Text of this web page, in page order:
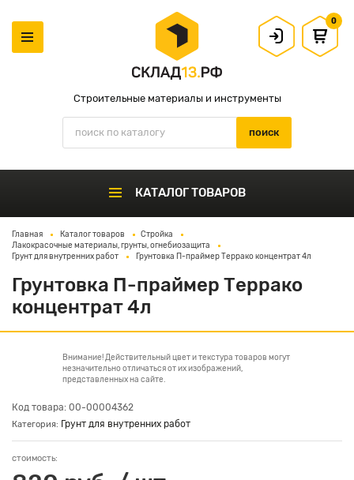
Строительные материалы и инструменты
0
КАТАЛОГ ТОВАРОВ
Главная Каталог товаров
Стройка
Лакокрасочные материалы, грунты, огнебиозащита
Грунт для внутренних работ
Грунтовка П-праймер Террако концентрат 4л
Грунтовка П-праймер Террако
концентрат 4л
Внимание! Действительный цвет и текстура товаров могут
незначительно отличаться от их изображений,
представленных на сайте.
Код товара: 00-00004362
Категория: Грунт для внутренних работ
стоимость: